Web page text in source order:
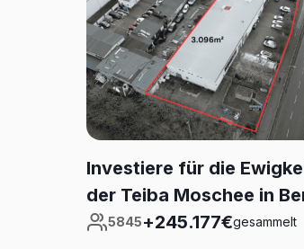
Investiere für die
der Teiba Moschee in
Spandau!
5845+245.177€gesammelt